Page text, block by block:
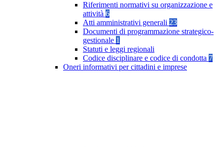
Riferimenti normativi su organizzazione e
attività 6
Atti amministrativi generali 23
Documenti di programmazione strategico-
gestionale 1
Statuti e leggi regionali
Codice disciplinare e codice di condotta 7
Oneri informativi per cittadini e imprese